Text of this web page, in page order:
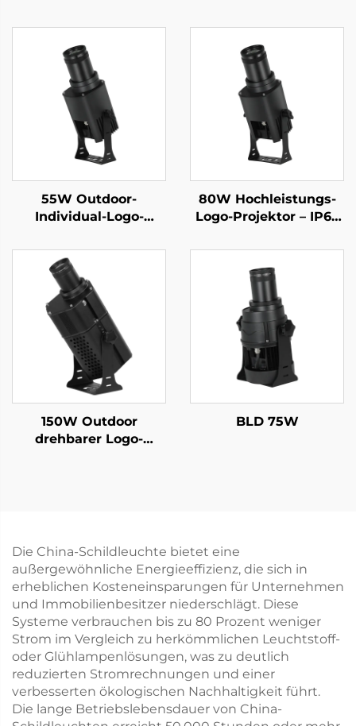
55W Outdoor-
Individual-Logo-
wasserdicht,
rotierendes Gobo-Licht
mit Fernbedienung für
Werbung und
Branding
80W Hochleistungs-
Logo-Projektor – IP67
rotierendes Gobo mit
Fernbedienung für
Außenwerbung
150W Outdoor
drehbarer Logo-
BLD 75W
Die China-Schildleuchte bietet eine
außergewöhnliche Energieeffizienz, die sich in
erheblichen Kosteneinsparungen für Unternehmen
und Immobilienbesitzer niederschlägt. Diese
Systeme verbrauchen bis zu 80 Prozent weniger
Strom im Vergleich zu herkömmlichen Leuchtstoff-
oder Glühlampenlösungen, was zu deutlich
reduzierten Stromrechnungen und einer
verbesserten ökologischen Nachhaltigkeit führt.
Die lange Betriebslebensdauer von China-